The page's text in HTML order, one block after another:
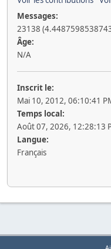
Messages:
23138
Âge:
N/A
Inscrit le:
Mai 10, 2012, 06:10:41
Temps local:
Août 07, 2026, 12:28:13
Langue:
Français